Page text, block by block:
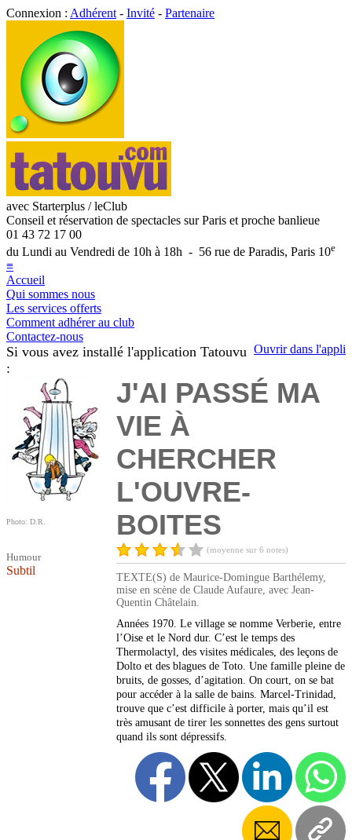
Connexion : Adhérent - Invité - Partenaire
avec Starterplus / leClub
Conseil et réservation de spectacles sur Paris et proche banlieue
01 43 72 17 00
du Lundi au Vendredi de 10h à 18h - 56 rue de Paradis, Paris 10e
≡
Accueil
Qui sommes nous
Les services offerts
Comment adhérer au club
Contactez-nous
Ouvrir dans l'appli
Si vous avez installé l'application Tatouvu
:
Photo: D.R.
Humour
Subtil
J'AI PASSÉ MA
VIE À
CHERCHER
L'OUVRE-
BOITES
(moyenne sur 6 notes)
TEXTE(S) de Maurice-Domingue Barthélemy,
mise en scène de Claude Aufaure, avec Jean-
Quentin Châtelain.
Années 1970. Le village se nomme Verberie, entre
l’Oise et le Nord dur. C’est le temps des
Thermolactyl, des visites médicales, des leçons de
Dolto et des blagues de Toto. Une famille pleine de
bruits, de gosses, d’agitation. On court, on se bat
pour accéder à la salle de bains. Marcel-Trinidad,
trouve que c’est difficile à porter, mais qu’il est
très amusant de tirer les sonnettes des gens surtout
quand ils sont dépressifs.